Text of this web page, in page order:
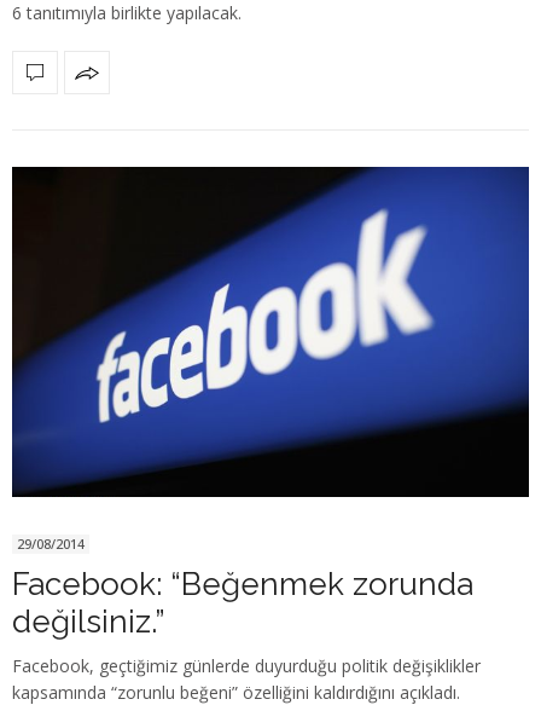
6 tanıtımıyla birlikte yapılacak.
29/08/2014
Facebook: “Beğenmek zorunda
değilsiniz.”
Facebook, geçtiğimiz günlerde duyurduğu politik değişiklikler
kapsamında “zorunlu beğeni” özelliğini kaldırdığını açıkladı.